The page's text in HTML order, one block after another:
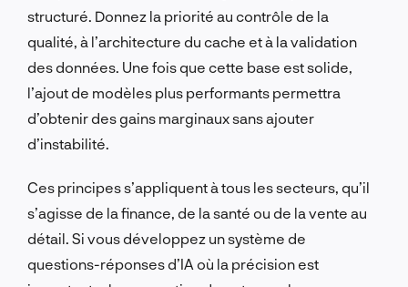
structuré. Donnez la priorité au contrôle de la
qualité, à l’architecture du cache et à la validation
des données. Une fois que cette base est solide,
l’ajout de modèles plus performants permettra
d’obtenir des gains marginaux sans ajouter
d’instabilité.
Ces principes s’appliquent à tous les secteurs, qu’il
s’agisse de la finance, de la santé ou de la vente au
détail. Si vous développez un système de
questions-réponses d’IA où la précision est